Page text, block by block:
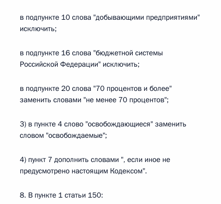
в подпункте 10 слова "добывающими предприятиями"
исключить;
в подпункте 16 слова "бюджетной системы
Российской Федерации" исключить;
в подпункте 20 слова "70 процентов и более"
заменить словами "не менее 70 процентов";
3) в пункте 4 слово "освобождающиеся" заменить
словом "освобождаемые";
4) пункт 7 дополнить словами ", если иное не
предусмотрено настоящим Кодексом".
8. В пункте 1 статьи 150: